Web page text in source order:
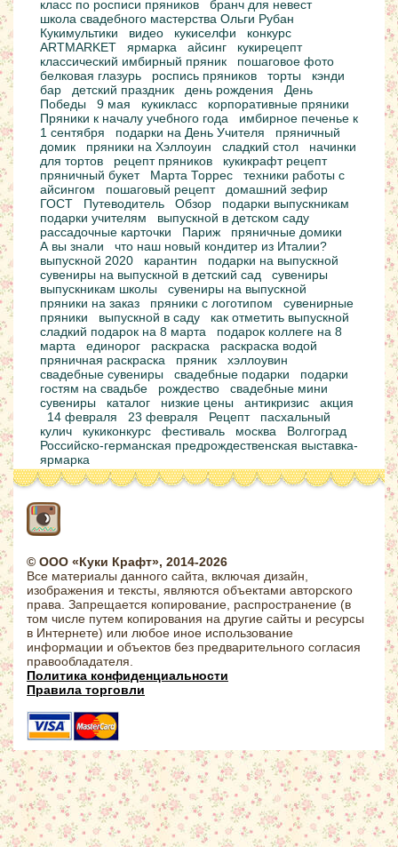
класс по росписи пряников
бранч для невест
школа свадебного мастерства Ольги Рубан
Кукимультики
видео кукиселфи
конкурс
ARTMARKET
ярмарка айсинг
кукирецепт
классический имбирный пряник
пошаговое фото
белковая глазурь
роспись пряников торты
кэнди
бар
детский праздник день рождения
День
Победы
9 мая кукикласс
корпоративные пряники
Пряники к началу учебного года
имбирное печенье к
1 сентября
подарки на День Учителя
пряничный
домик
пряники на Хэллоуин сладкий стол
начинки
для тортов
рецепт пряников
кукикрафт рецепт
пряничный букет
Марта Торрес
техники работы с
айсингом
пошаговый рецепт
домашний зефир
ГОСТ
Путеводитель Обзор
подарки выпускникам
подарки учителям
выпускной в детском саду
рассадочные карточки
Париж
пряничные домики
А вы знали
что наш новый кондитер из Италии?
выпускной 2020
карантин
подарки на выпускной
сувениры на выпускной в детский сад
сувениры
выпускникам школы
сувениры на выпускной
пряники на заказ
пряники с логотипом
сувенирные
пряники
выпускной в саду
как отметить выпускной
сладкий подарок на 8 марта
подарок коллеге на 8
марта
единорог раскраска
раскраска водой
пряничная раскраска
пряник
хэллоувин
свадебные сувениры
свадебные подарки
подарки
гостям на свадьбе
рождество
свадебные мини
сувениры
каталог низкие цены антикризис
акция
14 февраля
23 февраля Рецепт
пасхальный
кулич
кукиконкурс фестиваль москва
Волгоград
Российско-германская предрождественская выставка-
ярмарка
© ООО «Куки Крафт», 2014-2026
Все материалы данного сайта, включая дизайн,
изображения и тексты, являются объектами авторского
права. Запрещается копирование, распространение (в
том числе путем копирования на другие сайты и ресурсы
в Интернете) или любое иное использование
информации и объектов без предварительного согласия
правообладателя.
Политика конфиденциальности
Правила торговли